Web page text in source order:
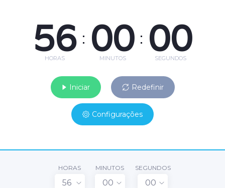
56
HORAS
: 00
MINUTOS
: 00
SEGUNDOS
Iniciar Redefinir
Configurações
HORAS
56
MINUTOS
00
SEGUNDOS
00